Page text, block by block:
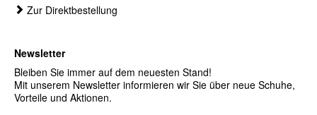
Zur Direktbestellung
Newsletter
Bleiben Sie immer auf dem neuesten Stand!
Mit unserem Newsletter informieren wir Sie über neue Schuhe,
Vorteile und Aktionen.